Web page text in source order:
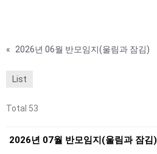
« 2026년 06월 반모임지(울림과 잠김)
List
Total 53
2026년 07월 반모임지(울림과 잠김)